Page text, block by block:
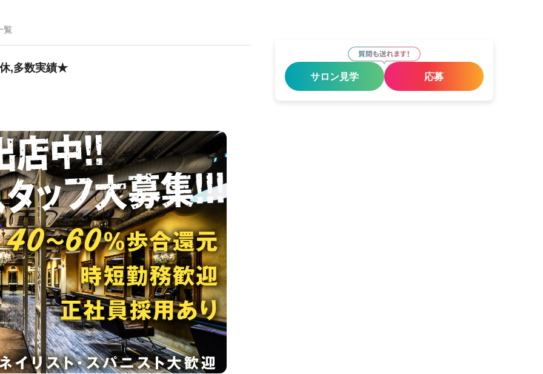
覧
,多数実績★
サロン見学 応募